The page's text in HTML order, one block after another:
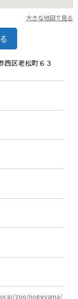
いかがでしょうか。
ができるでしょ
大きな地図で見る
西区老松町６３
zoo/nogeyama/